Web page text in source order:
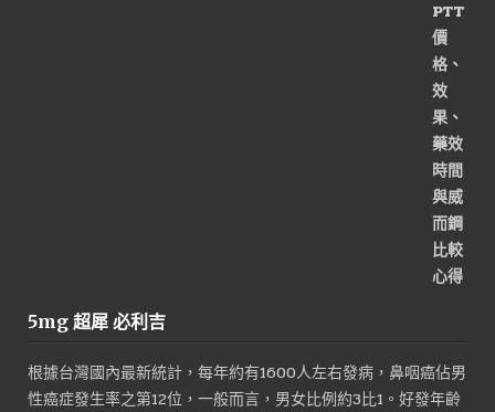
5mg 超犀 必利吉
根據台灣國內最新統計，每年約有1600人左右發病，鼻咽癌佔男
性癌症發生率之第12位，一般而言，男女比例約3比1。好發年齡